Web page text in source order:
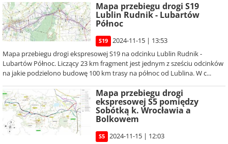
Mapa przebiegu drogi S19
Lublin Rudnik - Lubartów
Północ
S19
2024-11-15 | 13:53
Mapa przebiegu drogi ekspresowej S19 na odcinku Lublin Rudnik -
Lubartów Północ. Liczący 23 km fragment jest jednym z sześciu odcinków
na jakie podzielono budowę 100 km trasy na północ od Lublina. W c...
Mapa przebiegu drogi
ekspresowej S5 pomiędzy
Sobótką k. Wrocławia a
Bolkowem
S5
2024-11-15 | 12:03